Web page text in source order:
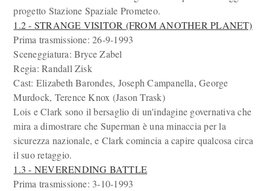
progetto Stazione Spaziale Prometeo.
1.2 - STRANGE VISITOR (FROM ANOTHER PLANET)
Prima trasmissione: 26-9-1993
Sceneggiatura: Bryce Zabel
Regia: Randall Zisk
Cast: Elizabeth Barondes, Joseph Campanella, George
Murdock, Terence Knox (Jason Trask)
Lois e Clark sono il bersaglio di un'indagine governativa che
mira a dimostrare che Superman è una minaccia per la
sicurezza nazionale, e Clark comincia a capire qualcosa circa
il suo retaggio.
1.3 - NEVERENDING BATTLE
Prima trasmissione: 3-10-1993